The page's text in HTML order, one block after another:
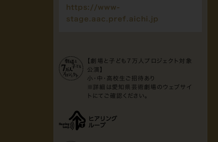
https://www-
stage.aac.pref.aichi.jp
【劇場と子ども7万人プロジェクト対象
公演】
小・中・高校生ご招待あり
※詳細は愛知県芸術劇場のウェブサイ
トにてご確認ください。